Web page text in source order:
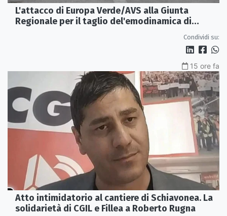
L'attacco di Europa Verde/AVS alla Giunta
Regionale per il taglio del'emodinamica di
Condividi su:
15 ore fa
Atto intimidatorio al cantiere di Schiavonea. La
solidarietà di CGIL e Fillea a Roberto Rugna